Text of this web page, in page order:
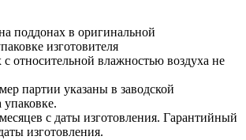
поддонах в оригинальной
изготовителя
относительной влажностью воздуха не
партии указаны в заводской
с даты изготовления. Гарантийный
изготовления.